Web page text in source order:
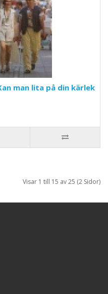
man lita på din kärlek
Visar 1 till 15 av 25 (2 Sidor)